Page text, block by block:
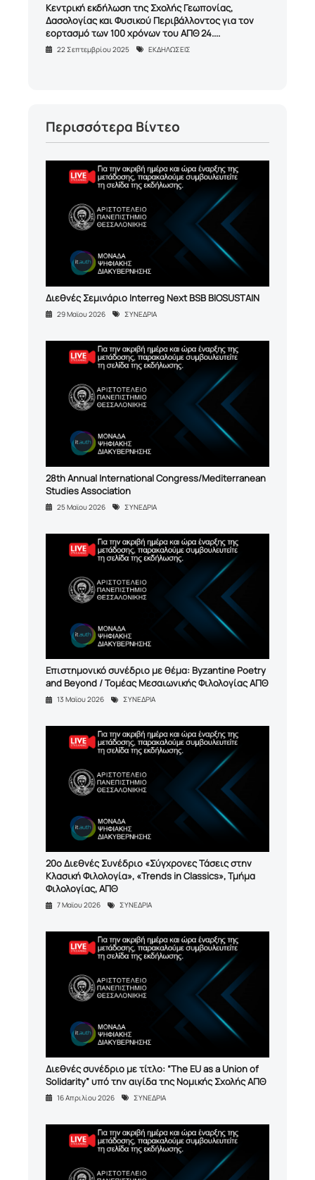
Κεντρική εκδήλωση της Σχολής Γεωπονίας,
Δασολογίας και Φυσικού Περιβάλλοντος για τον
εορτασμό των 100 χρόνων του ΑΠΘ 24....
22 Σεπτεμβρίου 2025 ΕΚΔΗΛΩΣΕΙΣ
Περισσότερα Βίντεο
Διεθνές Σεμινάριο Interreg Next BSB BIOSUSTAIN
29 Μαϊου 2026 ΣΥΝΕΔΡΙΑ
28th Annual International Congress/Mediterranean
Studies Association
25 Μαϊου 2026 ΣΥΝΕΔΡΙΑ
Επιστημονικό συνέδριο με θέμα: Byzantine Poetry
and Beyond / Τομέας Μεσαιωνικής Φιλολογίας ΑΠΘ
13 Μαϊου 2026 ΣΥΝΕΔΡΙΑ
20ο Διεθνές Συνέδριο «Σύγχρονες Τάσεις στην
Κλασική Φιλολογία», «Trends in Classics», Τμήμα
Φιλολογίας, ΑΠΘ
7 Μαϊου 2026 ΣΥΝΕΔΡΙΑ
Διεθνές συνέδριο με τίτλο: “The EU as a Union of
Solidarity” υπό την αιγίδα της Νομικής Σχολής ΑΠΘ
16 Απριλίου 2026 ΣΥΝΕΔΡΙΑ